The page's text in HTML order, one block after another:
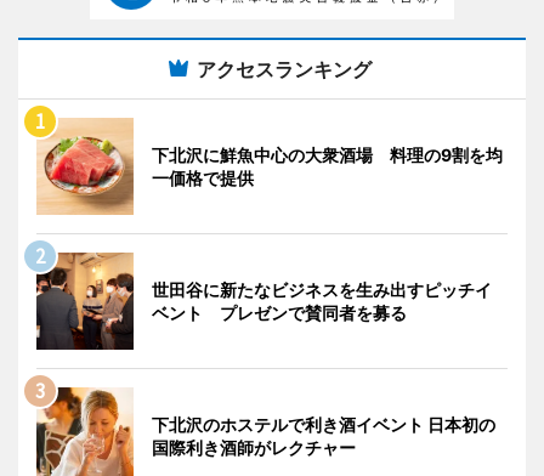
アクセスランキング
下北沢に鮮魚中心の大衆酒場 料理の9割を均
一価格で提供
世田谷に新たなビジネスを生み出すピッチイ
ベント プレゼンで賛同者を募る
下北沢のホステルで利き酒イベント 日本初の
国際利き酒師がレクチャー